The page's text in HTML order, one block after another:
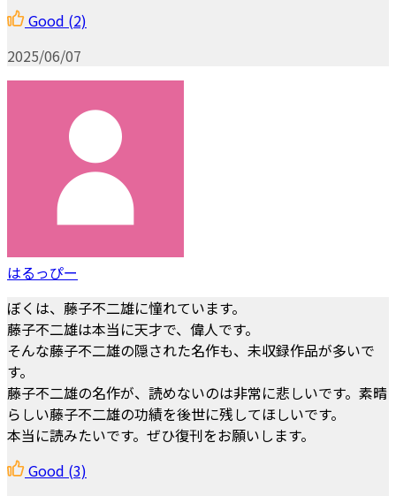
Good (2)
2025/06/07
はるっぴー
ぼくは、藤子不二雄に憧れています。
藤子不二雄は本当に天才で、偉人です。
そんな藤子不二雄の隠された名作も、未収録作品が多いで
す。
藤子不二雄の名作が、読めないのは非常に悲しいです。素晴
らしい藤子不二雄の功績を後世に残してほしいです。
本当に読みたいです。ぜひ復刊をお願いします。
Good (3)